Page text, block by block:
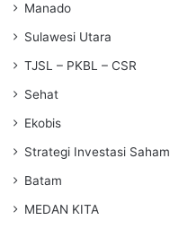
Manado
Sulawesi Utara
TJSL – PKBL – CSR
Sehat
Ekobis
Strategi Investasi Saham
Batam
MEDAN KITA